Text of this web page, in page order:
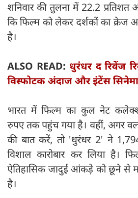
शनिवार की तुलना में 22.2 प्रतिशत
कि फिल्म को लेकर दर्शकों का क्रेज
है।
ALSO READ: धुरंधर द रिवेंज
विस्फोटक अंदाज और इंटेंस
भारत में फिल्म का कुल नेट
रुपए तक पहुंच गया है। वहीं, अगर
की बात करें, तो 'धुरंधर 2' ने
विशाल कारोबार कर लिया है।
ऐतिहासिक जादुई आंकड़े को छूने से
है।